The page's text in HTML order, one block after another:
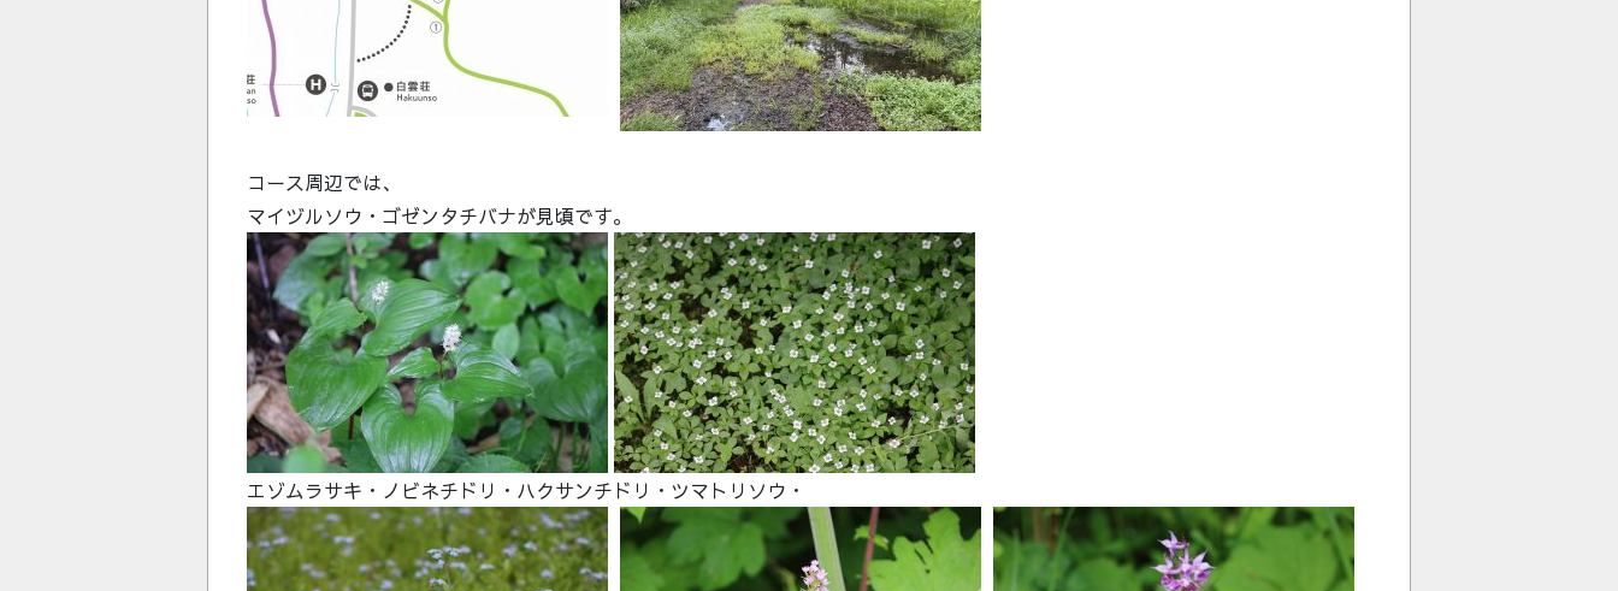
コース周辺では、
マイヅルソウ・ゴゼンタチバナが見頃です。
エゾムラサキ・ノビネチドリ・ハクサンチドリ・ツマトリソウ・